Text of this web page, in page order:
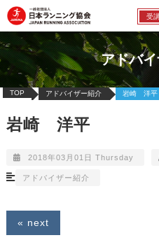
受
アドバ
TOP アドバイザー紹介 岩崎 洋平
岩崎 洋平
2018年03月01日 Thursday
アドバイザー紹介
« next